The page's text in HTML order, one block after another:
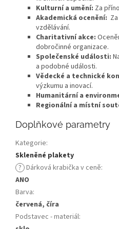
Kulturní a umění: Za
Akademická ocenění:
vzdělávání.
Charitativní akce:
dobročinné organizace.
Společenské události:
a podobné události.
Vědecké a technické
výzkumu a inovací.
Humanitární a
Regionální a místní
Doplňkové parametry
Kategorie:
Skleněné plakety
? Dárková krabička v ceně:
ANO
Barva:
červená, číra
Podstavec - materiál: